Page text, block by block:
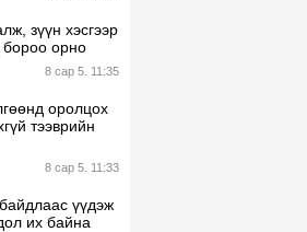
зүүн хэсгээр
бороо орно
8 сар 5. 11:35
оролцох
тээврийн
8 сар 5. 11:33
үүдэж
их байна